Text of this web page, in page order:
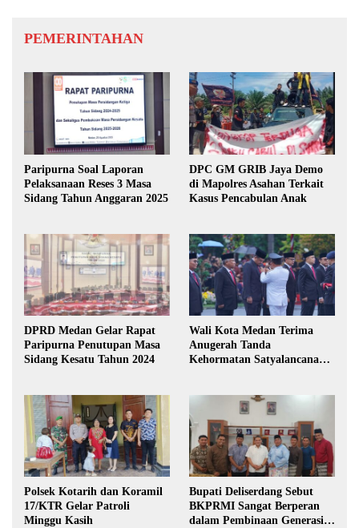
PEMERINTAHAN
Paripurna Soal Laporan
Pelaksanaan Reses 3 Masa
Sidang Tahun Anggaran 2025
DPC GM GRIB Jaya Demo
di Mapolres Asahan Terkait
Kasus Pencabulan Anak
DPRD Medan Gelar Rapat
Paripurna Penutupan Masa
Sidang Kesatu Tahun 2024
Wali Kota Medan Terima
Anugerah Tanda
Kehormatan Satyalancana
Polsek Kotarih dan Koramil
17/KTR Gelar Patroli
Minggu Kasih
Bupati Deliserdang Sebut
BKPRMI Sangat Berperan
dalam Pembinaan Generasi